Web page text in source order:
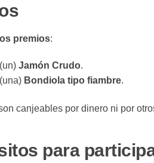
premios:
Jamón Crudo.
Bondiola tipo fiambre.
canjeables por dinero ni por
para